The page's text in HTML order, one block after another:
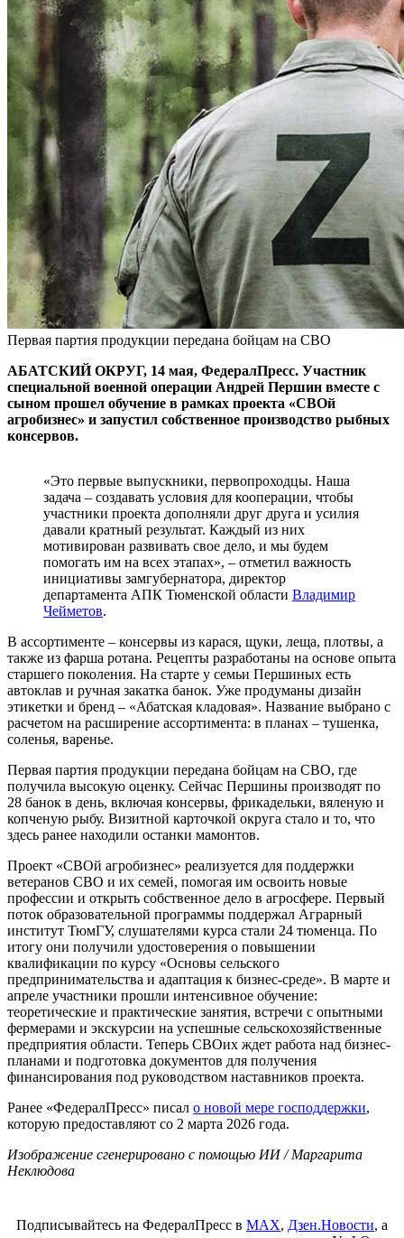
Первая партия продукции передана бойцам на СВО
АБАТСКИЙ ОКРУГ, 14 мая, ФедералПресс. Участник
специальной военной операции Андрей Першин вместе с
сыном прошел обучение в рамках проекта «СВОй
агробизнес» и запустил собственное производство рыбных
консервов.
«Это первые выпускники, первопроходцы. Наша
задача – создавать условия для кооперации, чтобы
участники проекта дополняли друг друга и усилия
давали кратный результат. Каждый из них
мотивирован развивать свое дело, и мы будем
помогать им на всех этапах», – отметил важность
инициативы замгубернатора, директор
департамента АПК Тюменской области Владимир
Чейметов.
В ассортименте – консервы из карася, щуки, леща, плотвы, а
также из фарша ротана. Рецепты разработаны на основе опыта
старшего поколения. На старте у семьи Першиных есть
автоклав и ручная закатка банок. Уже продуманы дизайн
этикетки и бренд – «Абатская кладовая». Название выбрано с
расчетом на расширение ассортимента: в планах – тушенка,
соленья, варенье.
Первая партия продукции передана бойцам на СВО, где
получила высокую оценку. Сейчас Першины производят по
28 банок в день, включая консервы, фрикадельки, вяленую и
копченую рыбу. Визитной карточкой округа стало и то, что
здесь ранее находили останки мамонтов.
Проект «СВОй агробизнес» реализуется для поддержки
ветеранов СВО и их семей, помогая им освоить новые
профессии и открыть собственное дело в агросфере. Первый
поток образовательной программы поддержал Аграрный
институт ТюмГУ, слушателями курса стали 24 тюменца. По
итогу они получили удостоверения о повышении
квалификации по курсу «Основы сельского
предпринимательства и адаптация к бизнес-среде». В марте и
апреле участники прошли интенсивное обучение:
теоретические и практические занятия, встречи с опытными
фермерами и экскурсии на успешные сельскохозяйственные
предприятия области. Теперь СВОих ждет работа над бизнес-
планами и подготовка документов для получения
финансирования под руководством наставников проекта.
Ранее «ФедералПресс» писал о новой мере господдержки,
которую предоставляют со 2 марта 2026 года.
Изображение сгенерировано с помощью ИИ / Маргарита
Неклюдова
Подписывайтесь на ФедералПресс в МАХ, Дзен.Новости, а